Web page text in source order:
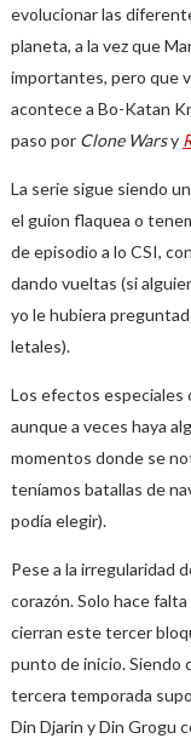
evolucionar las
planeta, a la vez que
importantes, pero que
acontece a Bo-Katan
paso por Clone Warsy
La serie sigue siendo
el guion flaquea o
de episodio a lo CSI,
dando vueltas (si
yo le hubiera
letales).
Los efectos especiales
aunque a veces haya
momentos donde se
teníamos batallas de
podía elegir).
Pese a la irregularidad
corazón. Solo hace
cierran este tercer
punto de inicio. Siendo
tercera temporada
Din Djarin y Din Grogu